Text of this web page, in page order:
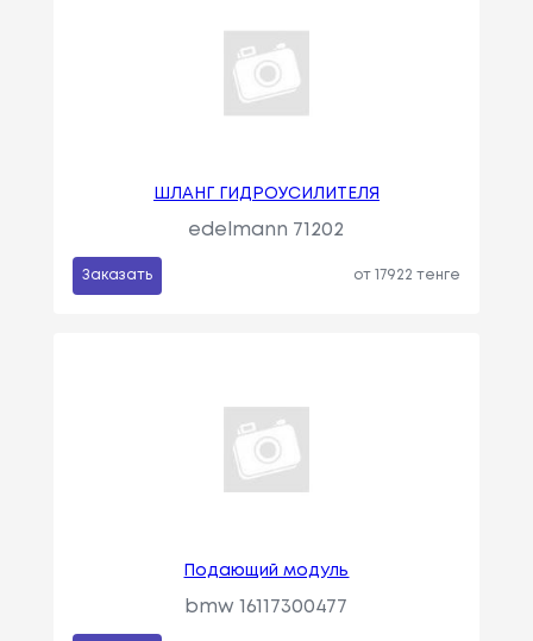
ШЛАНГ ГИДРОУСИЛИТЕЛЯ
edelmann 71202
Заказать от 17922 тенге
Подающий модуль
bmw 16117300477